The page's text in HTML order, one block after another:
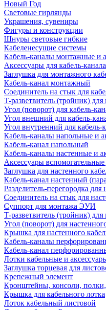
Новый Год
Световые гирлянды
Украшения, сувениры
Фигуры и конструкции
Шнуры световые гибкие
Кабеленесущие системы
Кабель-каналы монтажные и
Аксессуары для кабель-
Заглушка для монтажного
Кабель-канал монтажный
Соединитель на стык для
Т-разветвитель (тройник) для
Угол (поворот) для кабель-
Угол внешний для кабель-
Угол внутренний для кабель-
Кабель-каналы напольные и
Кабель-канал напольный
Кабель-каналы настенные и
Аксессуары вспомогательные
Заглушка для настенного
Кабель-канал настенный
Разделитель-перегородка для
Соединитель на стык для
Суппорт для монтажа ЭУИ
Т-разветвитель (тройник) для
Угол (поворот) для
Крышка для настенного
Кабель-каналы
Кабель-канал
Лотки кабельные и
Заглушка торцевая для
Крепежный элемент
Кронштейны, консоли, полки,
Крышка для кабельного лотка
Лоток кабельный листовой